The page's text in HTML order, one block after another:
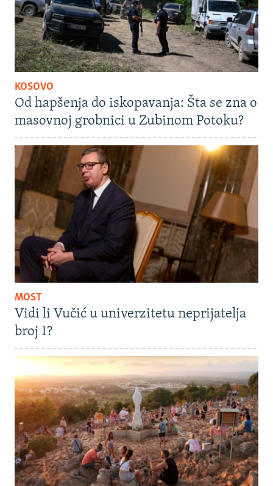
KOSOVO
Od hapšenja do iskopavanja: Šta se zna o
masovnoj grobnici u Zubinom Potoku?
MOST
Vidi li Vučić u univerzitetu neprijatelja
broj 1?